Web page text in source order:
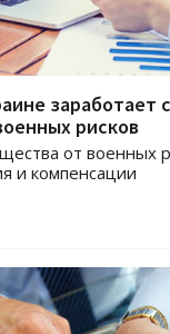
заработает
рисков
от военных
и компенсации